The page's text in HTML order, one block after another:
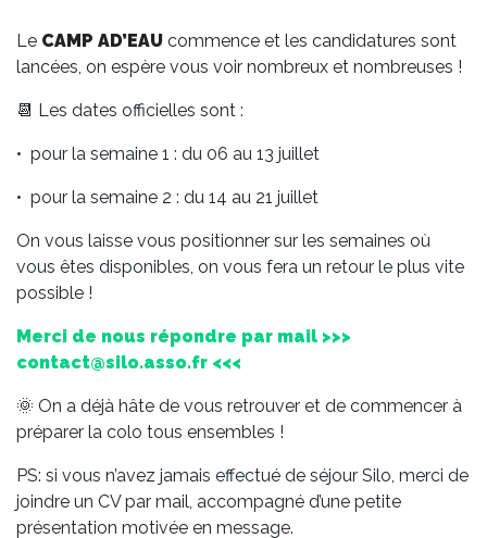
Le CAMP AD’EAU commence et les candidatures sont
lancées, on espère vous voir nombreux et nombreuses !
📆 Les dates officielles sont :
•⁠ ⁠pour la semaine 1 : du 06 au 13 juillet
•⁠ ⁠pour la semaine 2 : du 14 au 21 juillet
On vous laisse vous positionner sur les semaines où
vous êtes disponibles, on vous fera un retour le plus vite
possible !
Merci de nous répondre par mail >>>
contact@silo.asso.fr <<<
🌞 On a déjà hâte de vous retrouver et de commencer à
préparer la colo tous ensembles !
PS: si vous n’avez jamais effectué de séjour Silo, merci de
joindre un CV par mail, accompagné d’une petite
présentation motivée en message.